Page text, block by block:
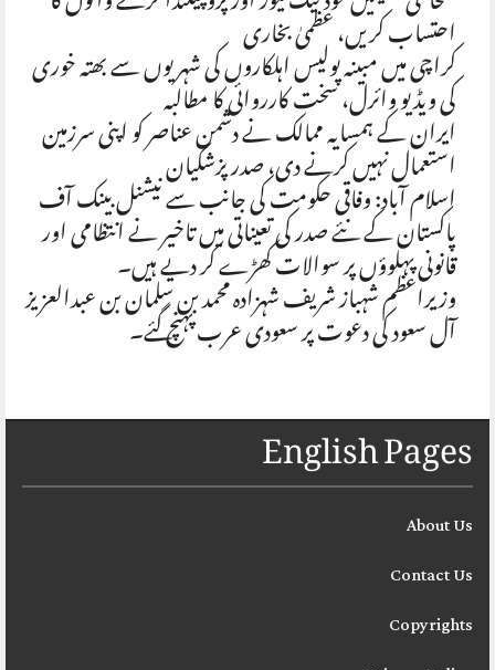
احتساب کریں، عظمیٰ بخاری
کراچی میں مبینہ پولیس اہلکاروں کی شہریوں سے بھتہ خوری
کی ویڈیو وائرل، سخت کارروائی کا مطالبہ
ایران کے ہمسایہ ممالک نے دشمن عناصر کو اپنی سرزمین
استعمال نہیں کرنے دی، صدر پزشکیان
اسلام آباد: وفاقی حکومت کی جانب سے نیشنل بینک آف
پاکستان کے نئے صدر کی تعیناتی میں تاخیر نے انتظامی اور
قانونی پہلوؤں پر سوالات کھڑے کر دیے ہیں۔
وزیراعظم شہباز شریف شہزادہ محمد بن سلمان بن عبدالعزیز
آل سعود کی دعوت پر سعودی عرب پہنچ گئے۔
English Pages
About Us
Contact Us
Copyrights